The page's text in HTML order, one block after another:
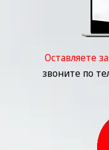
Оставляете
звоните по